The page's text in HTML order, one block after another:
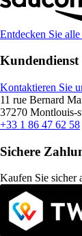
Entdecken Sie
Kontaktieren Sie
11 rue Bernard
37270 Montlouis-
+33 1 86 47 62 58
Sichere
Kaufen Sie sicher